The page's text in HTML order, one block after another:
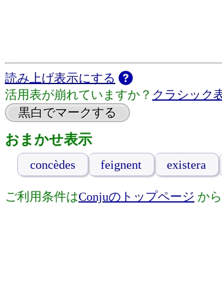
読み上げ表示にする
活用表が崩れていますか？ クラシック
黒白でマークする
おまかせ表示
concèdes feignent existera
ご利用条件はConjuのトップページ か